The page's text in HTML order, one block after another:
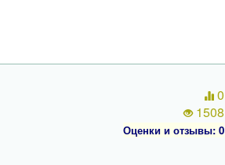
0
1508
Оценки и отзывы: 0